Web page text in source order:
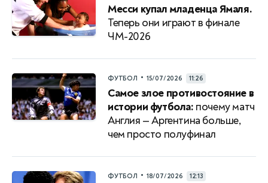
Месси купал младенца Ямаля.
Теперь они играют в финале
ЧМ-2026
ФУТБОЛ • 15/07/2026 11:26
Самое злое противостояние в
истории футбола: почему матч
Англия — Аргентина больше,
чем просто полуфинал
ФУТБОЛ • 18/07/2026 12:13